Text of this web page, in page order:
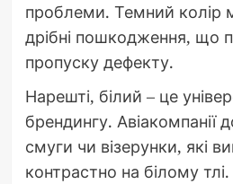
проблеми. Темний колір
дрібні пошкодження, що
пропуску дефекту.
Нарешті, білий – це
брендингу. Авіакомпанії
смуги чи візерунки, які
контрастно на білому